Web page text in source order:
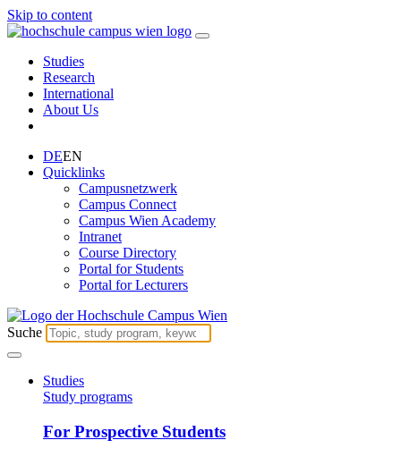
Skip to content
Studies
Research
International
About Us
DEEN
Quicklinks
Campusnetzwerk
Campus Connect
Campus Wien Academy
Intranet
Course Directory
Portal for Students
Portal for Lecturers
Suche
Studies
Study programs
For Prospective Students